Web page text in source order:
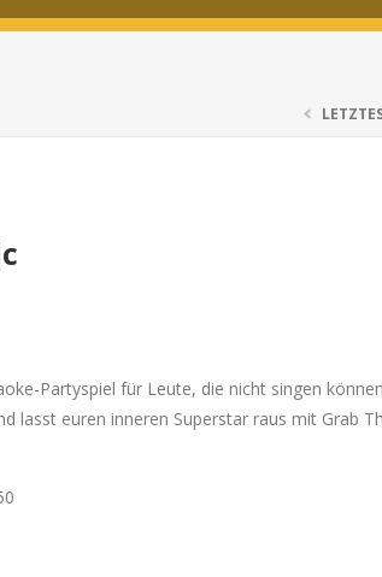
Partyspiel für Leute, die nicht singen
lasst euren inneren Superstar raus mit Grab